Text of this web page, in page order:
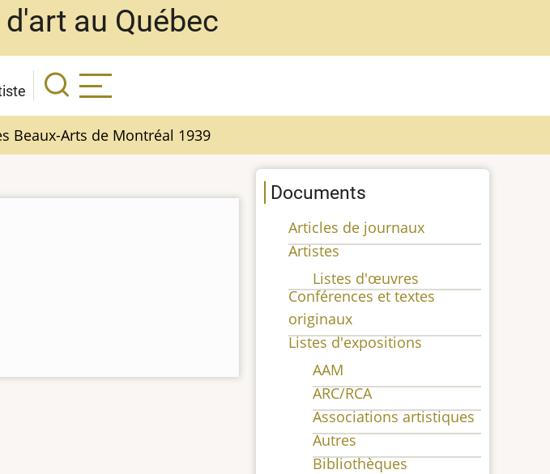
au Québec
Beaux-Arts de Montréal 1939
Documents
Articles de journaux
Artistes
Listes d'œuvres
Conférences et textes
originaux
Listes d'expositions
AAM
ARC/RCA
Associations artistiques
Autres
Bibliothèques